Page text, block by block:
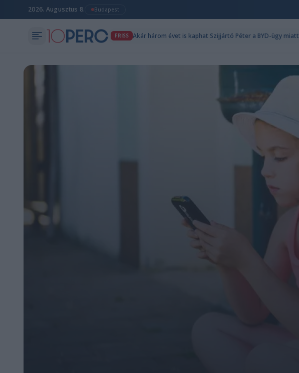
2026. Augusztus 8. Budapest
FRISS Akár három évet is kaphat Szijjártó Péter a BYD-ügy miatt